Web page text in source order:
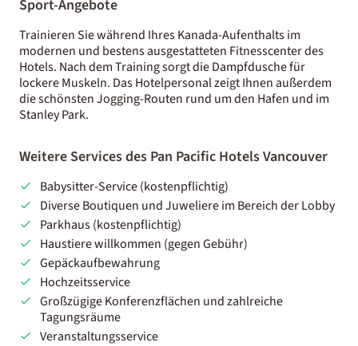
Sport-Angebote
Trainieren Sie während Ihres Kanada-Aufenthalts im
modernen und bestens ausgestatteten Fitnesscenter des
Hotels. Nach dem Training sorgt die Dampfdusche für
lockere Muskeln. Das Hotelpersonal zeigt Ihnen außerdem
die schönsten Jogging-Routen rund um den Hafen und im
Stanley Park.
Weitere Services des Pan Pacific Hotels Vancouver
Babysitter-Service (kostenpflichtig)
Diverse Boutiquen und Juweliere im Bereich der Lobby
Parkhaus (kostenpflichtig)
Haustiere willkommen (gegen Gebühr)
Gepäckaufbewahrung
Hochzeitsservice
Großzügige Konferenzflächen und zahlreiche
Tagungsräume
Veranstaltungsservice